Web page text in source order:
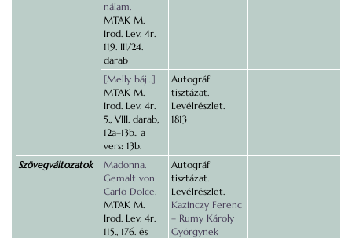
nálam.
MTAK M.
Irod. Lev. 4r.
119. III/24.
darab
[Melly báj…]
MTAK M.
Irod. Lev. 4r.
5., VIII. darab,
12a–13b., a
vers: 13b.
Autográf
tisztázat.
Levélrészlet.
1813
Szövegváltozatok
Madonna.
Gemalt von
Carlo Dolce.
MTAK M.
Irod. Lev. 4r.
115., 176. és
Autográf
tisztázat.
Levélrészlet.
Kazinczy Ferenc
– Rumy Károly
Györgynek